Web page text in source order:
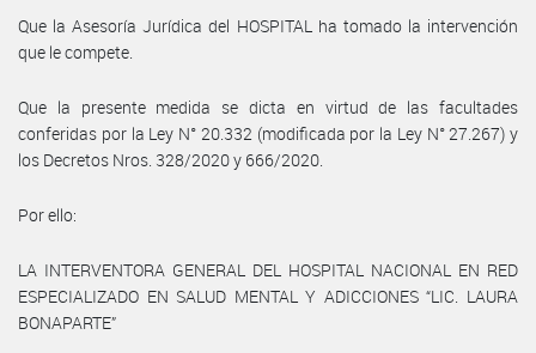
Que la Asesoría Jurídica del HOSPITAL ha tomado la intervención
que le compete.
Que la presente medida se dicta en virtud de las facultades
conferidas por la Ley N° 20.332 (modificada por la Ley N° 27.267) y
los Decretos Nros. 328/2020 y 666/2020.
Por ello:
LA INTERVENTORA GENERAL DEL HOSPITAL NACIONAL EN RED
ESPECIALIZADO EN SALUD MENTAL Y ADICCIONES “LIC. LAURA
BONAPARTE”